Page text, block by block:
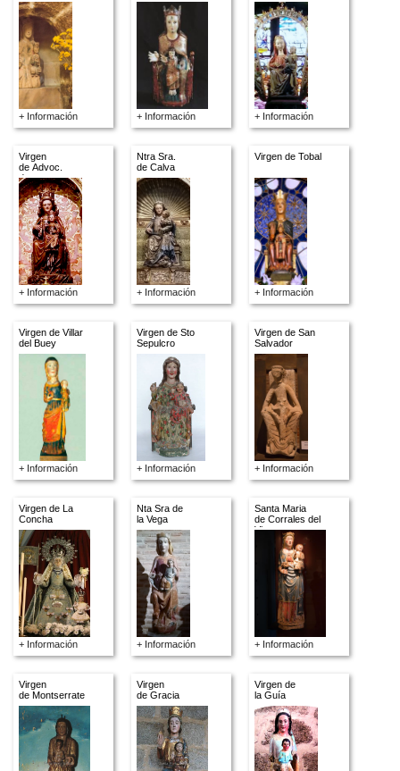
+ Información + Información + Información
Virgen
de Advoc.
descon.
+ Información
Ntra Sra.
de Calva
+ Información
Virgen de Tobal
+ Información
Virgen de Villar
del Buey
+ Información
Virgen de Sto
Sepulcro
+ Información
Virgen de San
Salvador
+ Información
Virgen de La
Concha
+ Información
Nta Sra de
la Vega
+ Información
Santa Maria
de Corrales del
Vino
+ Información
Virgen
de Montserrate
Virgen
de Gracia
Virgen de
la Guía